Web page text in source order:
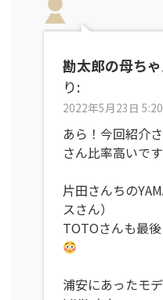
勘太郎の母ちゃ
り:
2022年5月23日
あら！今回紹介
さん比率高いで
片田さんちの
スさん）
TOTOさんも最後
浦安にあったモ